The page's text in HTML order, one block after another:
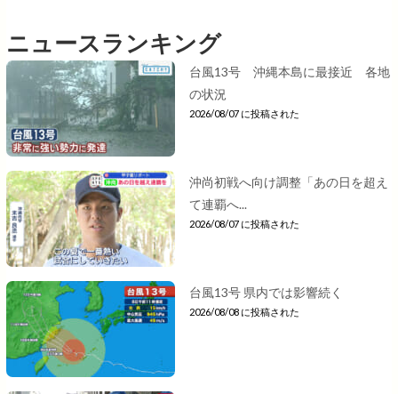
ニュースランキング
台風13号 沖縄本島に最接近 各地
の状況
2026/08/07 に投稿された
沖尚初戦へ向け調整「あの日を超え
て連覇へ...
2026/08/07 に投稿された
台風13号 県内では影響続く
2026/08/08 に投稿された